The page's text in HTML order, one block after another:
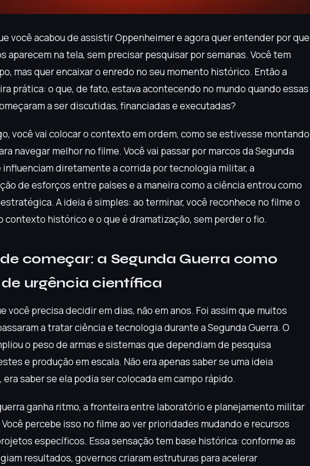
você acabou de assistir Oppenheimer e agora quer entender por que
aparecem na tela, sem precisar pesquisar por semanas. Você tem
mas quer encaixar o enredo no seu momento histórico. Então a
prática: o que, de fato, estava acontecendo no mundo quando essas
a ser discutidas, financiadas e executadas?
você vai colocar o contexto em ordem, como se estivesse montando
navegar melhor no filme. Você vai passar por marcos da Segunda
influenciam diretamente a corrida por tecnologia militar, a
de esforços entre países e a maneira como a ciência entrou como
A ideia é simples: ao terminar, você reconhece no filme o
contexto histórico e o que é dramatização, sem perder o fio.
começar: a Segunda Guerra como
urgência científica
você precisa decidir em dias, não em anos. Foi assim que muitos
a tratar ciência e tecnologia durante a Segunda Guerra. O
o peso de armas e sistemas que dependiam de pesquisa
e produção em escala. Não era apenas saber se uma ideia
era saber se ela podia ser colocada em campo rápido.
ganha ritmo, a fronteira entre laboratório e planejamento militar
percebe isso no filme ao ver prioridades mudando e recursos
específicos. Essa sensação tem base histórica: conforme as
resultados, governos criaram estruturas para acelerar